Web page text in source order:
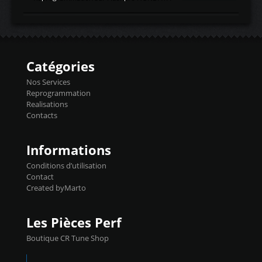
d'admissiontemp ex. pour atmo -30- 80°C
temperaturetemperature ldr moteurtemp
Injecteurs + Flashpro 1370€ TTC Le
précise et performante. Vous pourrez
basculer de la carto sans plomb à Ethanol à
l'aide du flashpro OPTION ECONOMIQUES
Reprog SP 98 sur le calculateur d'origine
450€ TTC Un gain d'environ 10cv et 15nm
Catégories
Nos Services
Reprogrammation
Realisations
Contacts
Informations
Conditions d’utilisation
Contact
Created byMarto
Les Pièces Perf
Boutique CR Tune Shop